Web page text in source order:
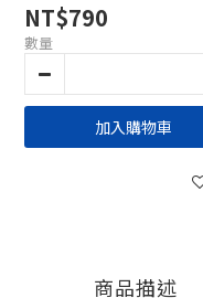
NT$790
數量
加入購物車
商品描述